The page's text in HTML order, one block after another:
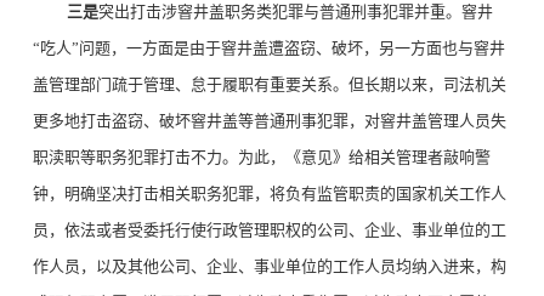
三是突出打击涉窨井盖职务类犯罪与普通刑事犯罪并重。窨井
“吃人”问题，一方面是由于窨井盖遭盗窃、破坏，另一方面也与窨井
盖管理部门疏于管理、怠于履职有重要关系。但长期以来，司法机关
更多地打击盗窃、破坏窨井盖等普通刑事犯罪，对窨井盖管理人员失
职渎职等职务犯罪打击不力。为此，《意见》给相关管理者敲响警
钟，明确坚决打击相关职务犯罪，将负有监管职责的国家机关工作人
员，依法或者受委托行使行政管理职权的公司、企业、事业单位的工
作人员，以及其他公司、企业、事业单位的工作人员均纳入进来，构